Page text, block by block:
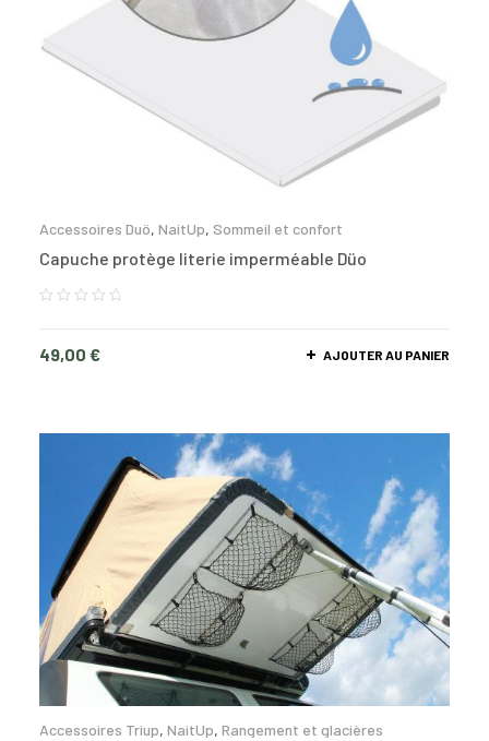
Accessoires Duö, NaitUp, Sommeil et confort
Capuche protège literie imperméable Düo
49,00 € AJOUTER AU PANIER
Accessoires Triup, NaitUp, Rangement et glacières